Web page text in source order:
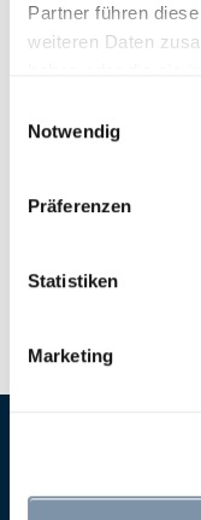
Partner führen
weiteren Daten
Notwendig
Präferenzen
Statistiken
Marketing
Hinweis zur
Technische Daten
Hinweis zur